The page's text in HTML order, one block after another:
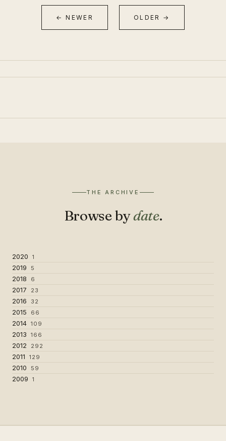
← NEWER OLDER →
THE ARCHIVE
Browse bydate.
2020 1
2019 5
2018 6
2017 23
2016 32
2015 66
2014 109
2013 166
2012 292
2011 129
2010 59
2009 1